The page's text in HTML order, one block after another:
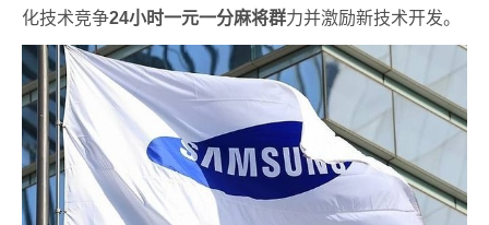
化技术竞争24小时一元一分麻将群力并激励新技术开发。